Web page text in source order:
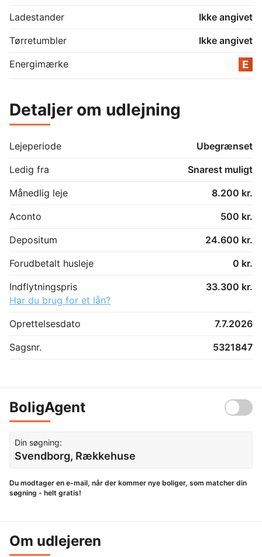
Ladestander
Ikke angivet
Tørretumbler
Ikke angivet
Energimærke
Detaljer om udlejning
Lejeperiode
Ubegrænset
Ledig fra
Snarest muligt
Månedlig leje
8.200 kr.
Aconto
500 kr.
Depositum
24.600 kr.
Forudbetalt husleje
0 kr.
Indflytningspris
33.300 kr.
Har du brug for et lån?
Oprettelsesdato
7.7.2026
Sagsnr.
5321847
BoligAgent
Din søgning:
Svendborg, Rækkehuse
Du modtager en e-mail, når der kommer nye boliger, som matcher din
søgning - helt gratis!
Om udlejeren